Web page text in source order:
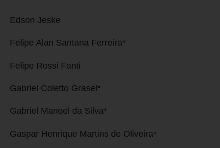
Edson Jeske
Felipe Alan Santana Ferreira*
Felipe Rossi Fanti
Gabriel Coletto Grasel*
Gabriel Manoel da Silva*
Gaspar Henrique Martins de Oliveira*